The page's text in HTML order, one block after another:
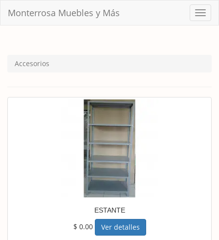
Menu
Monterrosa Muebles y Más
Accesorios
ESTANTE
$ 0.00 Ver detalles